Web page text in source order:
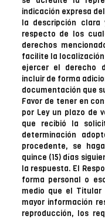
indicación expresa
la descripción clara
respecto de los
derechos
facilite la localización
ejercer el derecho
incluir de forma
documentación que
Favor de tener en
por Ley un plazo de
que recibió la
determinación
procedente, se
quince (15) días
la respuesta. El
forma personal o
medio que el Titular
mayor información
reproducción, los